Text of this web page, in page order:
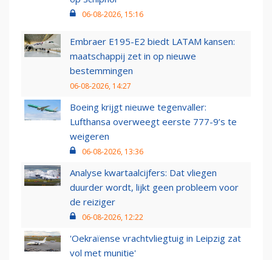
06-08-2026, 15:16
Embraer E195-E2 biedt LATAM kansen:
maatschappij zet in op nieuwe
bestemmingen
06-08-2026, 14:27
Boeing krijgt nieuwe tegenvaller:
Lufthansa overweegt eerste 777-9’s te
weigeren
06-08-2026, 13:36
Analyse kwartaalcijfers: Dat vliegen
duurder wordt, lijkt geen probleem voor
de reiziger
06-08-2026, 12:22
'Oekraïense vrachtvliegtuig in Leipzig zat
vol met munitie'